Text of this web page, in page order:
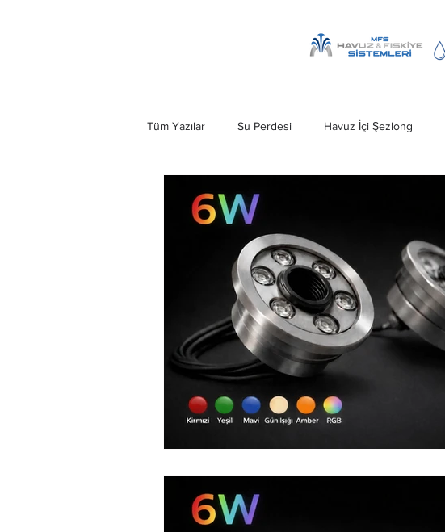
Tüm Yazılar Su Perdesi Havuz İçi Şezlong
Havuz Şelalesi
Ankara Su Perdesi Havuz Merdiveni Ankara